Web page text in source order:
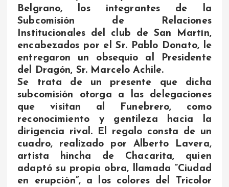
Belgrano, los integrantes de la
Subcomisión de Relaciones
Institucionales del club de San Martín,
encabezados por el Sr. Pablo Donato, le
entregaron un obsequio al Presidente
del Dragón, Sr. Marcelo Achile.
Se trata de un presente que dicha
subcomisión otorga a las delegaciones
que visitan al Funebrero, como
reconocimiento y gentileza hacia la
dirigencia rival. El regalo consta de un
cuadro, realizado por Alberto Lavera,
artista hincha de Chacarita, quien
adaptó su propia obra, llamada “Ciudad
en erupción”, a los colores del Tricolor